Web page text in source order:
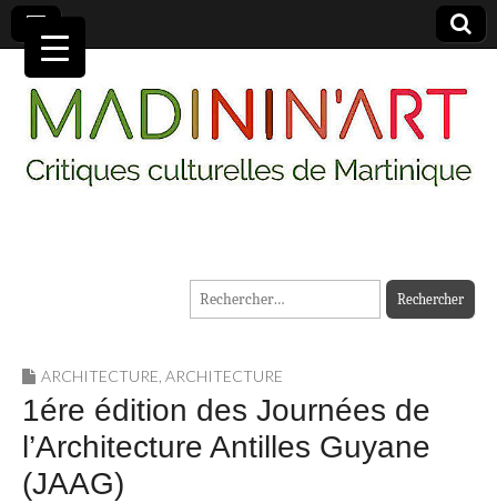
MADININ'ART
Rechercher :
ARCHITECTURE, ARCHITECTURE
1ére édition des Journées de
l’Architecture Antilles Guyane
(JAAG)